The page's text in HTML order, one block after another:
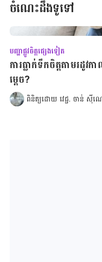
ចំណេះដឹងទូទៅ
បញ្ហាផ្លូវចិត្តផ្សេងទៀត
ការធ្លាក់ទឹកចិត្តតាមរដូវ
ម្តេច?
ពិនិត្យដោយ វេជ្ជ. ចាន់ ស៊ី